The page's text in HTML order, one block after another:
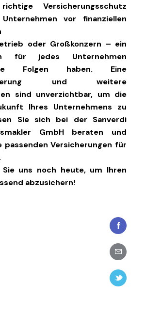
Versicherungsschutz
vor finanziellen
oder Großkonzern – ein
für jedes Unternehmen
Folgen haben. Eine
und weitere
sind unverzichtbar, um die
Ihres Unternehmens zu
Sie sich bei der Sanverdi
GmbHberaten und
passenden Versicherungen für
Sie uns noch heute, um Ihren
abzusichern!
Facebook
Share-
email
Twitter-